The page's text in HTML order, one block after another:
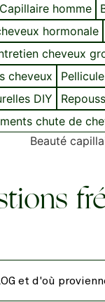
homme
hormonale
cheveux
cheveux
DIY
chute de
Beauté
et d'où